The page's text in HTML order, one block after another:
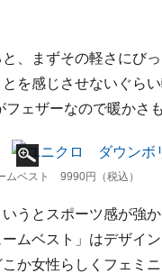
、まずその軽さにび
を感じさせないぐら
ェザーなので暖かさも
ベスト 9990円（税込）
うとスポーツ感が強
ムベスト」はデザイ
か女性らしくフェミ